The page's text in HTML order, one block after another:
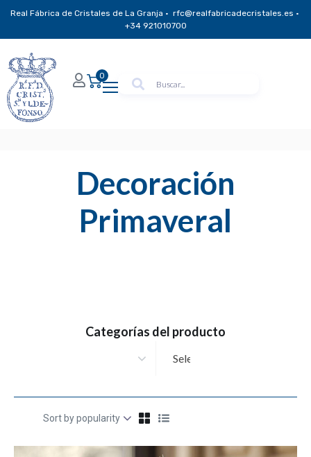
Real Fábrica de Cristales de La Granja · rfc@realfabricadecristales.es ·
+34 921010700
0
Decoración
Primaveral
Categorías del producto
Selecciona una categoría